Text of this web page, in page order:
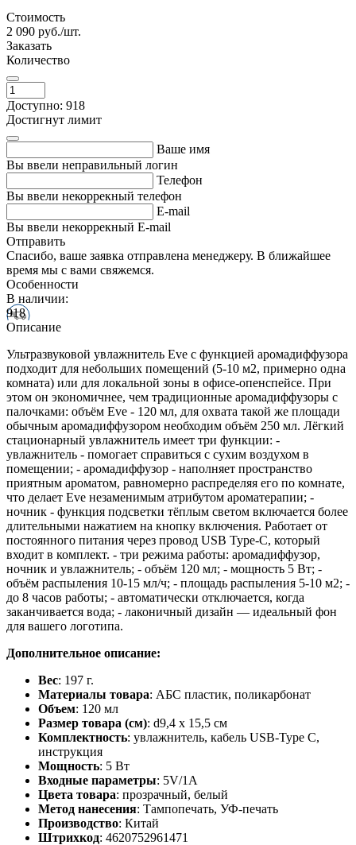
Стоимость
2 090 руб./шт.
Заказать
Количество
Доступно: 918
Достигнут лимит
Ваше имя
Вы ввели неправильный логин
Телефон
Вы ввели некоррекный телефон
E-mail
Вы ввели некоррекный E-mail
Отправить
Спасибо, ваше заявка отправлена менеджеру. В ближайшее
время мы с вами свяжемся.
Особенности
В наличии:
918
Описание
Ультразвуковой увлажнитель Eve с функцией аромадиффузора
подходит для небольших помещений (5-10 м2, примерно одна
комната) или для локальной зоны в офисе-опенспейсе. При
этом он экономичнее, чем традиционные аромадиффузоры с
палочками: объём Eve - 120 мл, для охвата такой же площади
обычным аромадиффузором необходим объём 250 мл. Лёгкий
стационарный увлажнитель имеет три функции: -
увлажнитель - помогает справиться с сухим воздухом в
помещении; - аромадиффузор - наполняет пространство
приятным ароматом, равномерно распределяя его по комнате,
что делает Eve незаменимым атрибутом ароматерапии; -
ночник - функция подсветки тёплым светом включается более
длительными нажатием на кнопку включения. Работает от
постоянного питания через провод USB Type-C, который
входит в комплект. - три режима работы: аромадиффузор,
ночник и увлажнитель; - объём 120 мл; - мощность 5 Вт; -
объём распыления 10-15 мл/ч; - площадь распыления 5-10 м2; -
до 8 часов работы; - автоматически отключается, когда
заканчивается вода; - лаконичный дизайн — идеальный фон
для вашего логотипа.
Дополнительное описание:
Вес: 197 г.
Материалы товара: АБС пластик, поликарбонат
Объем: 120 мл
Размер товара (см): d9,4 х 15,5 см
Комплектность: увлажнитель, кабель USB-Type C,
инструкция
Мощность: 5 Вт
Входные параметры: 5V/1A
Цвета товара: прозрачный, белый
Метод нанесения: Тампопечать, УФ-печать
Производство: Китай
Штрихкод: 4620752961471